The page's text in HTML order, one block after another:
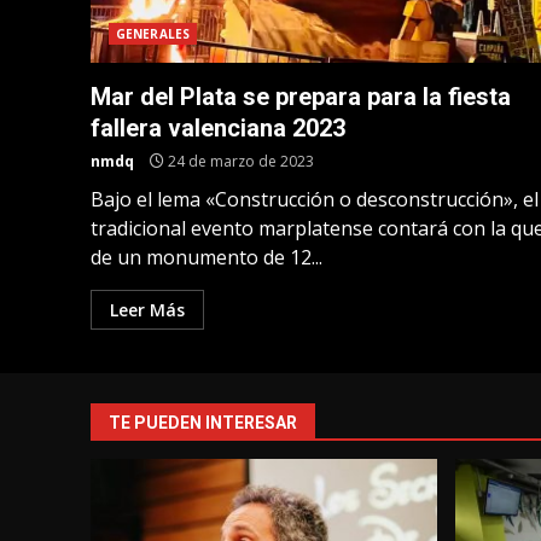
GENERALES
Mar del Plata se prepara para la fiesta
fallera valenciana 2023
nmdq 24 de marzo de 2023
Bajo el lema «Construcción o desconstrucción», el
tradicional evento marplatense contará con la
de un monumento de 12...
Leer Más
TE PUEDEN INTERESAR